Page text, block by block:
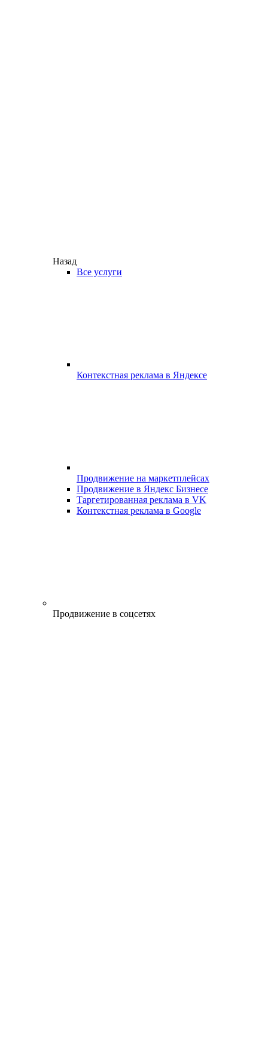
Назад
Все услуги
Контекстная реклама в Яндексе
Продвижение на маркетплейсах
Продвижение в Яндекс Бизнесе
Таргетированная реклама в VK
Контекстная реклама в Google
Продвижение в соцсетях